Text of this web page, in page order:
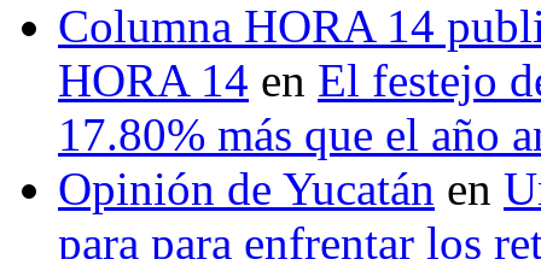
Columna HORA 14
HORA 14 en El festejo
17.80% más que el año
Opinión de Yucatán en
para para enfrentar los